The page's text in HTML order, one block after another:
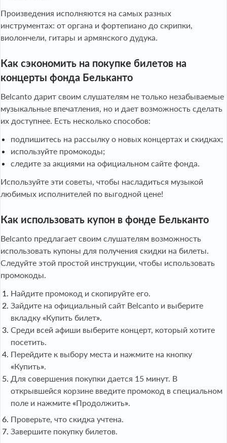
Произведения исполняются на самых разных
инструментах: от органа и фортепиано до скрипки,
виолончели, гитары и армянского дудука.
Как сэкономить на покупке билетов на
концерты фонда Бельканто
Belcanto дарит своим слушателям не только незабываемые
музыкальные впечатления, но и дает возможность сделать
их доступнее. Есть несколько способов:
подпишитесь на рассылку о новых концертах и скидках;
используйте промокоды;
следите за акциями на официальном сайте фонда.
Используйте эти советы, чтобы насладиться музыкой
любимых исполнителей по выгодной цене!
Как использовать купон в фонде Бельканто
Belcanto предлагает своим слушателям возможность
использовать купоны для получения скидки на билеты.
Следуйте этой простой инструкции, чтобы использовать
промокоды.
Найдите промокод и скопируйте его.
Зайдите на официальный сайт Belcanto и выберите
вкладку «Купить билет».
Среди всей афиши выберите концерт, который хотите
посетить.
Перейдите к выбору места и нажмите на кнопку
«Купить».
Для совершения покупки дается 15 минут. В
открывшейся корзине введите промокод в специальном
поле и нажмите «Продолжить».
Проверьте, что скидка учтена.
Завершите покупку билетов.